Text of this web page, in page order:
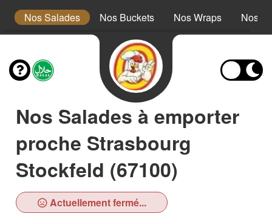
Nos Salades Nos Buckets Nos Wraps Nos
Nos Salades à emporter
proche Strasbourg
Stockfeld (67100)
Actuellement fermé...